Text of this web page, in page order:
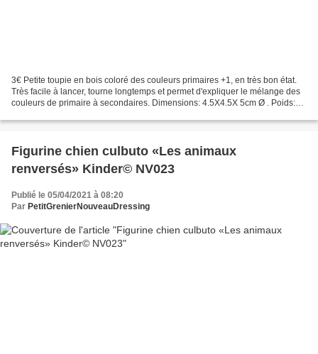
3€ Petite toupie en bois coloré des couleurs primaires +1, en très bon état.
Très facile à lancer, tourne longtemps et permet d'expliquer le mélange des
couleurs de primaire à secondaires. Dimensions: 4.5X4.5X 5cm Ø . Poids:
Figurine chien culbuto «Les animaux
renversés» Kinder© NV023
Publié le 05/04/2021 à 08:20
Par PetitGrenierNouveauDressing